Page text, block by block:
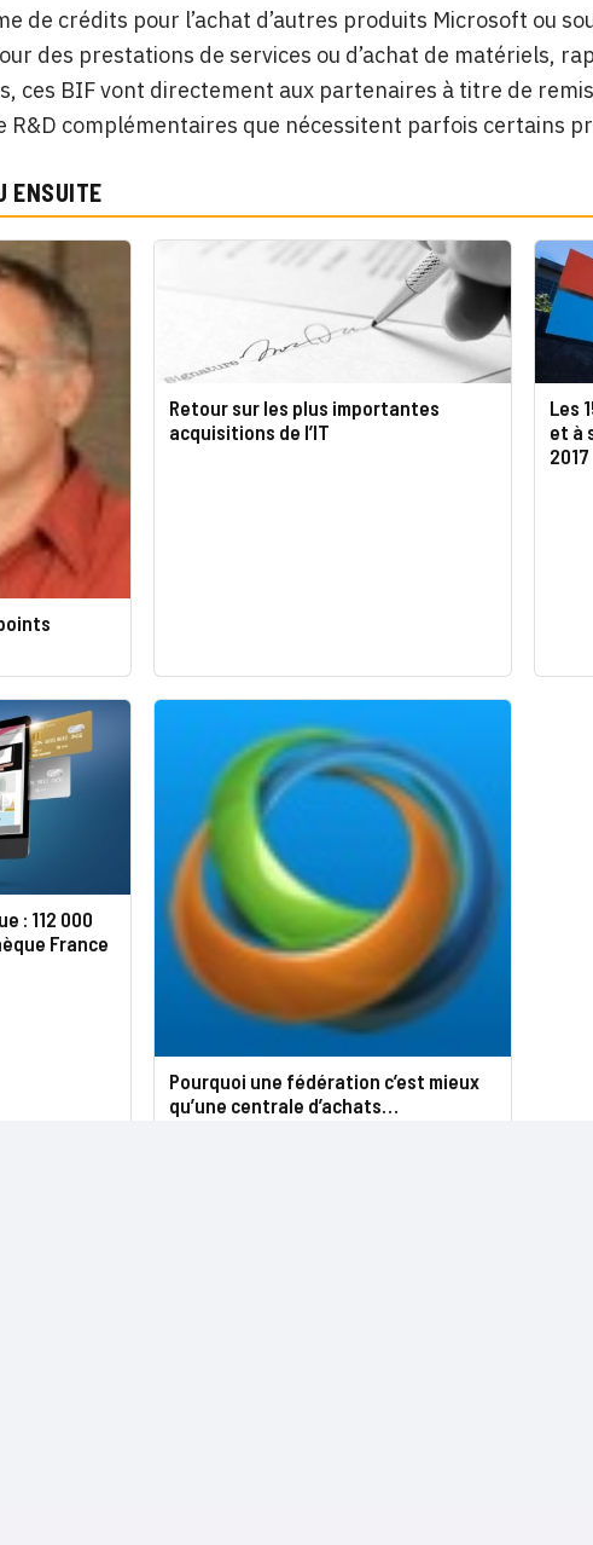
de crédits pour l’achat d’autres produits Microsoft ou
des prestations de services ou d’achat de matériels,
ces BIF vont directement aux partenaires à titre de
R&D complémentaires que nécessitent parfois certains
ENSUITE
Retour sur les plus importantes
acquisitions de l’IT
Les
et à
2017
: 112 000
France
Pourquoi une fédération c’est mieux
qu’une centrale d’achats…